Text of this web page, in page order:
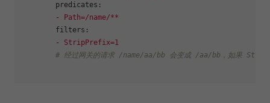
predicates:
-
Path=/name/**
filters:
-
StripPrefix=1
# 经过网关的请求 /name/aa/bb 会变成 /aa/bb，如果